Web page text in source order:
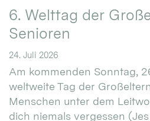
6. Welttag der
Senioren
24. Juli 2026
Am kommenden Sonntag,
weltweite Tag der
Menschen unter dem
dich niemals vergessen